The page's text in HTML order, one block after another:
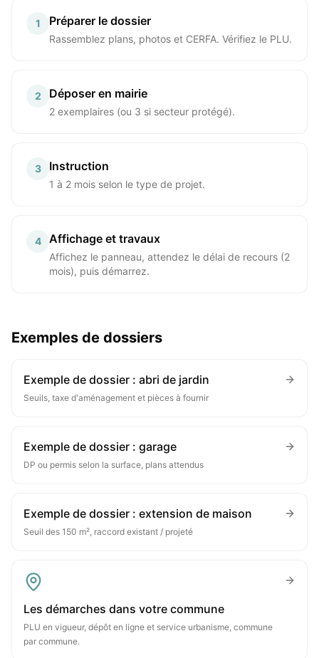
1 Préparer le dossier
Rassemblez plans, photos et CERFA. Vérifiez le PLU.
2 Déposer en mairie
2 exemplaires (ou 3 si secteur protégé).
3 Instruction
1 à 2 mois selon le type de projet.
4 Affichage et travaux
Affichez le panneau, attendez le délai de recours (2
mois), puis démarrez.
Exemples de dossiers
Exemple de dossier : abri de jardin
Seuils, taxe d'aménagement et pièces à fournir
Exemple de dossier : garage
DP ou permis selon la surface, plans attendus
Exemple de dossier : extension de maison
Seuil des 150 m², raccord existant / projeté
Les démarches dans votre commune
PLU en vigueur, dépôt en ligne et service urbanisme, commune
par commune.